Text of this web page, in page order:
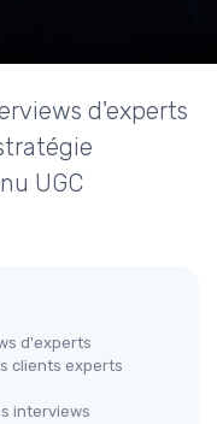
d'experts
UGC
d'experts
clients experts
interviews